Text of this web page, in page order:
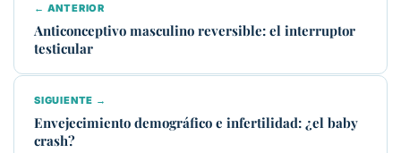
← ANTERIOR
Anticonceptivo masculino reversible: el interruptor
testicular
SIGUIENTE →
Envejecimiento demográfico e infertilidad: ¿el baby
crash?